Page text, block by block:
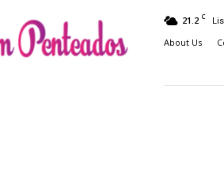
21.2 C
About Us